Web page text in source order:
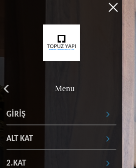
GİRİŞ
ALT KAT
2.KAT
Menu